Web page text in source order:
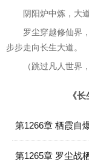
阴阳炉中炼，大
罗尘穿越修仙界
步步走向长生大道。
（跳过凡人世界
《
第1266章 栖霞自
第1265章 罗尘战